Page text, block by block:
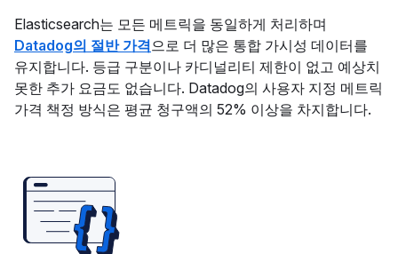
Elasticsearch는 모든 메트릭을 동일하게 처리하며
Datadog의 절반 가격으로 더 많은 통합 가시성 데이터를
유지합니다. 등급 구분이나 카디널리티 제한이 없고 예상치
못한 추가 요금도 없습니다. Datadog의 사용자 지정 메트릭
가격 책정 방식은 평균 청구액의 52% 이상을 차지합니다.